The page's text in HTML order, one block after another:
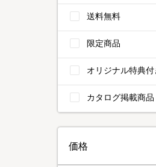
送料無料
限定商品
オリジナル特典付
カタログ掲載商品
価格